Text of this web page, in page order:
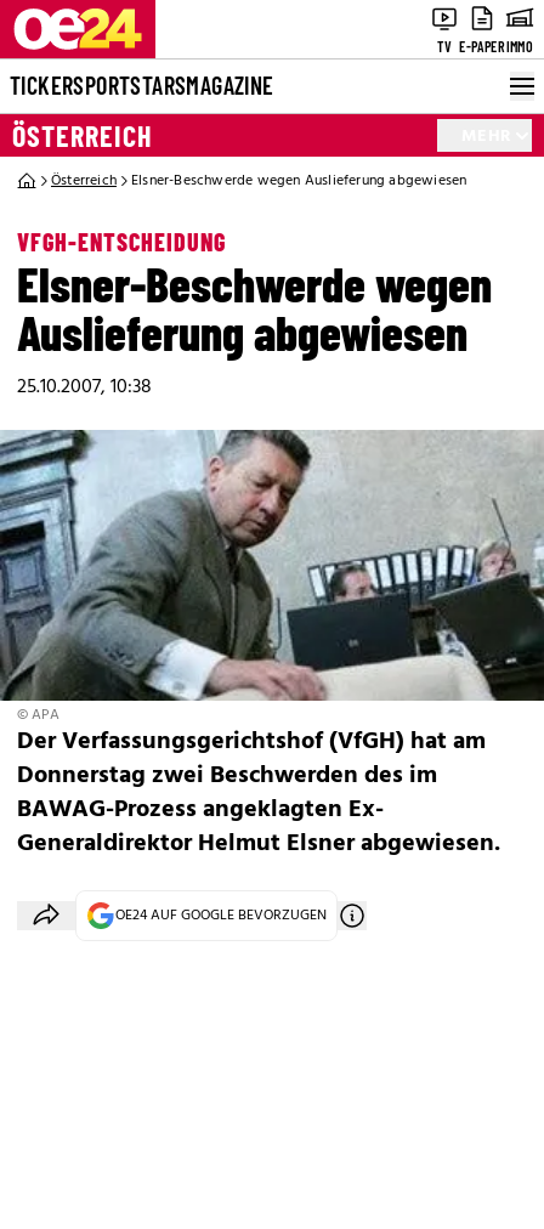
TV E-PAPERIMMO
TICKERSPORTSTARSMAGAZINE
ÖSTERREICH
Österreich Elsner-Beschwerde wegen Auslieferung abgewiesen
VFGH-ENTSCHEIDUNG
Elsner-Beschwerde wegen
Auslieferung abgewiesen
25.10.2007, 10:38
© APA
Der Verfassungsgerichtshof (VfGH) hat am
Donnerstag zwei Beschwerden des im
BAWAG-Prozess angeklagten Ex-
Generaldirektor Helmut Elsner abgewiesen.
OE24 AUF GOOGLE BEVORZUGEN